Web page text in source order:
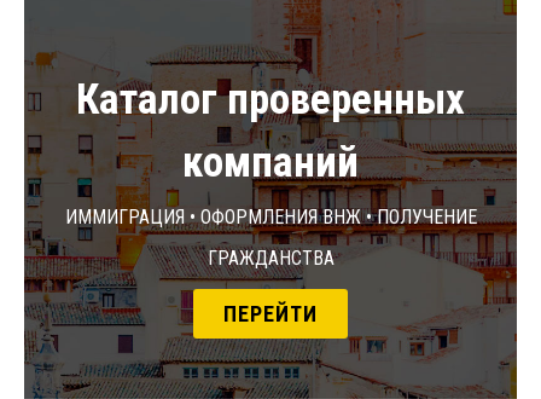
Каталог проверенных
компаний
Иммиграция • Оформления ВНЖ • Получение
гражданства
ПЕРЕЙТИ